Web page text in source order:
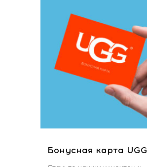
Бонусная карта UGG